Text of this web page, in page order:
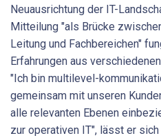
Neuausrichtung der IT-
Mitteilung "als Brücke
Leitung und Fachbereichen"
Erfahrungen aus
"Ich bin multilevel-
gemeinsam mit unseren
alle relevanten Ebenen
zur operativen IT", lässt er